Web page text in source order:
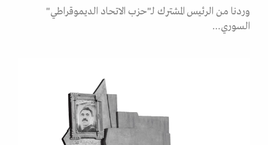
وردنا من الرئيس المشترك لـ"حزب الاتحاد الديموقراطي"
السوري…